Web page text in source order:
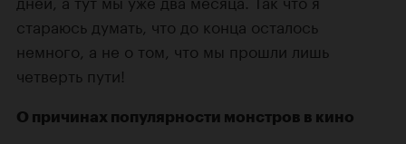
стараюсь думать, что до конца осталось
немного, а не о том, что мы прошли лишь
четверть пути!
О причинах популярности монстров в кино